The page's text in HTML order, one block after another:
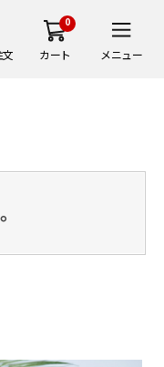
文
0
カート メニュー